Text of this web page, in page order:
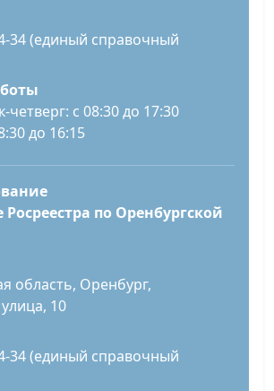
34 (единый справочный
четверг: с 08:30 до 17:30
до 16:15
по Оренбургской
область, Оренбург,
10
34 (единый справочный